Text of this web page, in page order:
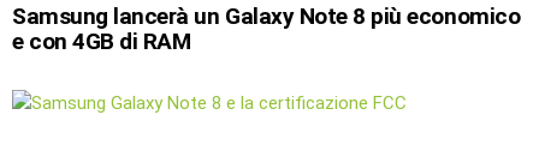
Samsung lancerà un Galaxy Note 8 più economico
e con 4GB di RAM